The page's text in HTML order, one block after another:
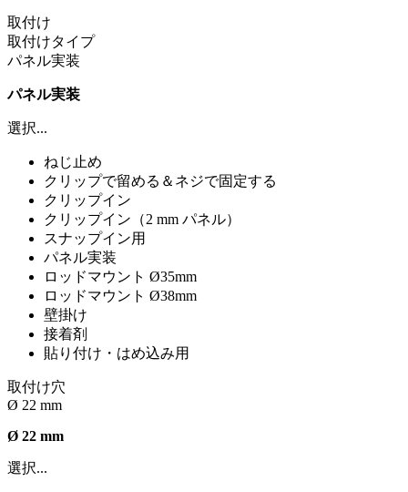
取付け
取付けタイプ
パネル実装
パネル実装
選択...
ねじ止め
クリップで留める＆ネジで固定する
クリップイン
クリップイン（2 mm パネル）
スナップイン用
パネル実装
ロッドマウント Ø35mm
ロッドマウント Ø38mm
壁掛け
接着剤
貼り付け・はめ込み用
取付け穴
Ø 22 mm
Ø 22 mm
選択...